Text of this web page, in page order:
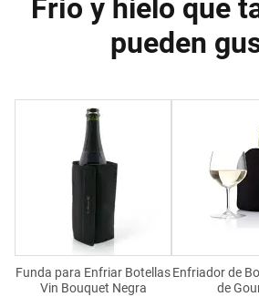
Frío y hielo que
pueden
Funda para Enfriar Botellas
Vin Bouquet Negra
Enfriador de
de